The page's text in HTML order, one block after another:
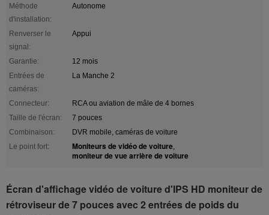
Méthode
d'installation:
Autonome
Renverser le
signal:
Appui
Garantie:
12 mois
Entrées de
caméras:
La Manche 2
Connecteur:
RCA ou aviation de mâle de 4 bornes
Taille de l'écran:
7 pouces
Combinaison:
DVR mobile, caméras de voiture
Le point fort:
Moniteurs de vidéo de voiture,
moniteur de vue arrière de voiture
Écran d'affichage vidéo de voiture d'IPS HD moniteur de
rétroviseur de 7 pouces avec 2 entrées de poids du